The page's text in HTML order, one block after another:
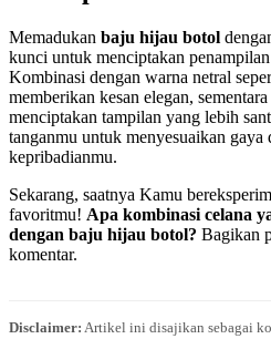
Memadukan baju hijau botol
kunci untuk menciptakan
Kombinasi dengan warna netral
memberikan kesan elegan,
menciptakan tampilan yang lebih
tanganmu untuk menyesuaikan gaya
kepribadianmu.
Sekarang, saatnya Kamu
favoritmu! Apa kombinasi celana
dengan baju hijau botol? Bagikan
komentar.
Disclaimer: Artikel ini disajikan sebagai